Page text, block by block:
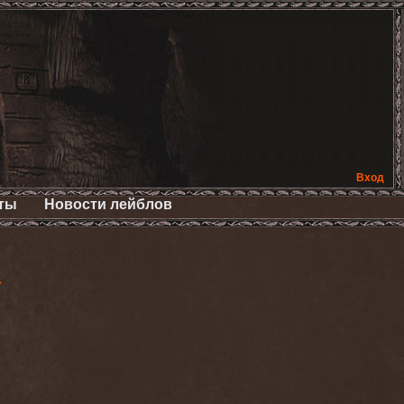
Вход
Новости лейблов